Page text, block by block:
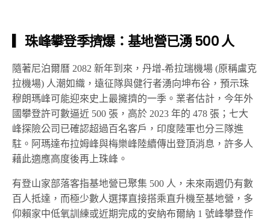
▎珠峰攀登季擠爆：基地營已湧 500 人
隨著尼泊爾曆 2082 新年到來，丹增-希拉瑞機場 (原稱盧克
拉機場) 人潮如織，遠征隊與健行者湧向坤布谷，預示珠
穆朗瑪峰可能迎來史上最擁擠的一季。業者估計，今年外
國攀登許可數逼近 500 張，高於 2023 年的 478 張；七大
峰探險公司已確認超過百名客戶，印度陸軍也分三隊進
駐。阿瑪達布拉姆峰與梅樂峰陸續傳出登頂消息，許多人
藉此適應高度後再上珠峰。
有登山家部落客指基地營已聚集 500 人，未來兩週仍有數
百人抵達，而極少數人選擇直接搭乘直升機至基地營，多
仰賴家中低氧訓練或近期完成的安納布爾納 1 號峰攀登作